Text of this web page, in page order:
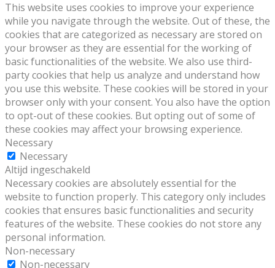
This website uses cookies to improve your experience
while you navigate through the website. Out of these, the
cookies that are categorized as necessary are stored on
your browser as they are essential for the working of
basic functionalities of the website. We also use third-
party cookies that help us analyze and understand how
you use this website. These cookies will be stored in your
browser only with your consent. You also have the option
to opt-out of these cookies. But opting out of some of
these cookies may affect your browsing experience.
Necessary
Necessary
Altijd ingeschakeld
Necessary cookies are absolutely essential for the
website to function properly. This category only includes
cookies that ensures basic functionalities and security
features of the website. These cookies do not store any
personal information.
Non-necessary
Non-necessary